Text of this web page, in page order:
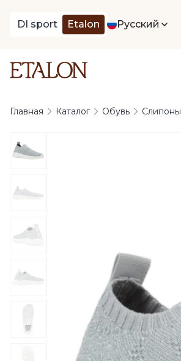
DI sport Etalon Русский
Главная Каталог Обувь Слипоны